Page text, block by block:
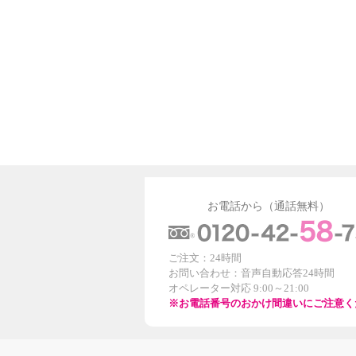
お電話から（通話無料）
ご注文：24時間
お問い合わせ：音声自動応答24時間
オペレーター対応 9:00～21:00
※お電話番号のおかけ間違いにご注意